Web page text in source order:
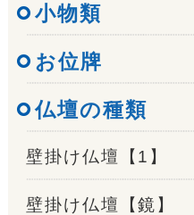
小物類
お位牌
仏壇の種類
壁掛け仏壇【1】
壁掛け仏壇【鏡】